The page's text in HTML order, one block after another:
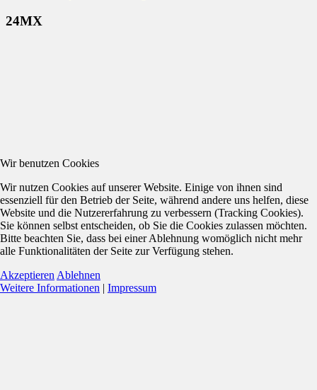
24MX
Wir benutzen Cookies
Wir nutzen Cookies auf unserer Website. Einige von ihnen sind
essenziell für den Betrieb der Seite, während andere uns helfen, diese
Website und die Nutzererfahrung zu verbessern (Tracking Cookies).
Sie können selbst entscheiden, ob Sie die Cookies zulassen möchten.
Bitte beachten Sie, dass bei einer Ablehnung womöglich nicht mehr
alle Funktionalitäten der Seite zur Verfügung stehen.
Akzeptieren Ablehnen
Weitere Informationen | Impressum